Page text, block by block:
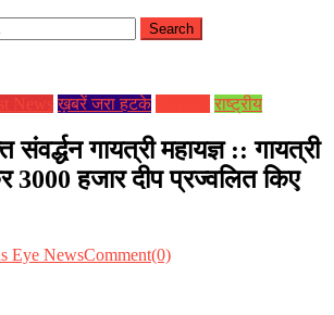
News ख़बरें जरा हटके राष्ट्रीय
गायत्री महायज्ञ :: गायत्री
3000 हजार दीप प्रज्वलित किए
Eye NewsComment(0)